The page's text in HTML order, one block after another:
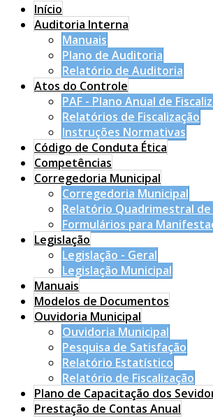
Início
Auditoria Interna
Manuais
Plano de Auditoria
Relatório de Auditoria
Atos do Controle
PAF - Plano Anual de
Relatórios de Fiscalização
Instruções Normativas
Código de Conduta Ética
Competências
Corregedoria Municipal
Corregedoria Municipal
Relatório Quadrimestral de
Formulários para
Legislação
Legislação - Geral
Legislação Municipal
Manuais
Modelos de Documentos
Ouvidoria Municipal
Ouvidoria Municipal
Pesquisa de Satisfação
Relatório Estatístico
Relatório de Fiscalização
Plano de Capacitação dos
Prestação de Contas Anual